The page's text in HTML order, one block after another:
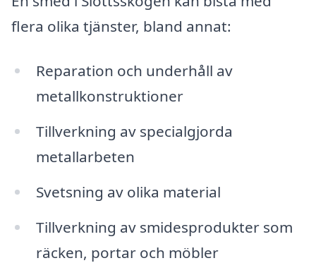
flera olika tjänster, bland annat:
Reparation och underhåll av
metallkonstruktioner
Tillverkning av specialgjorda
metallarbeten
Svetsning av olika material
Tillverkning av smidesprodukter som
räcken, portar och möbler